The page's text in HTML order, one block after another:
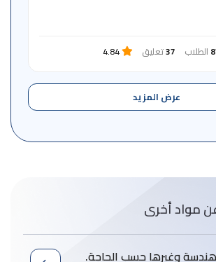
الطلاب 37تعليق 4.84
عرض المزيد
مواد أخرى
هندسة وغيرها حسب الحاجة.